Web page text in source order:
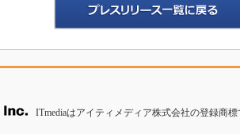
ITmediaはアイティメディア株式会社の登録商